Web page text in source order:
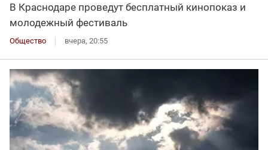
В Краснодаре проведут бесплатный кинопоказ и
молодежный фестиваль
Общество вчера, 20:55